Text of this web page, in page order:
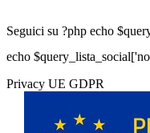
Seguici su ?php echo
echo
Privacy UE GDPR